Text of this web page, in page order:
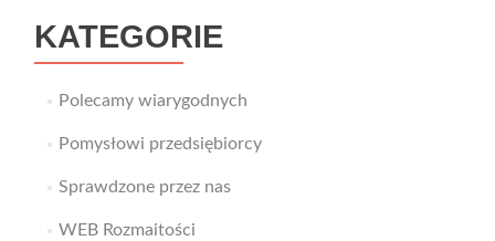
KATEGORIE
Polecamy wiarygodnych
Pomysłowi przedsiębiorcy
Sprawdzone przez nas
WEB Rozmaitości